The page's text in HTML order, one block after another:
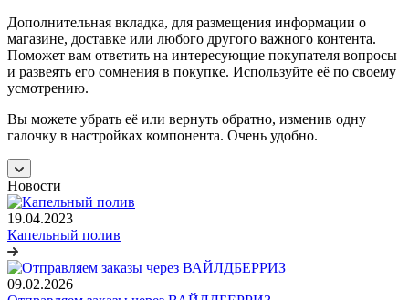
Дополнительная вкладка, для размещения информации о
магазине, доставке или любого другого важного контента.
Поможет вам ответить на интересующие покупателя вопросы
и развеять его сомнения в покупке. Используйте её по своему
усмотрению.
Вы можете убрать её или вернуть обратно, изменив одну
галочку в настройках компонента. Очень удобно.
Новости
19.04.2023
Капельный полив
09.02.2026